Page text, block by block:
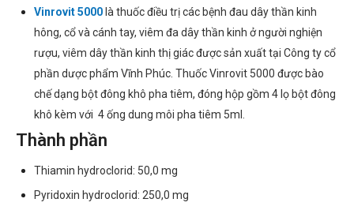
Vinrovit 5000là thuốc điều trị các bệnh đau dây thần kinh
hông, cổ và cánh tay, viêm đa dây thần kinh ở người nghiện
rượu, viêm dây thần kinh thị giác được sản xuất tại Công ty cổ
phần dược phẩm Vĩnh Phúc. Thuốc Vinrovit 5000 được bào
chế dạng bột đông khô pha tiêm, đóng hộp gồm 4 lọ bột đông
khô kèm với 4 ống dung môi pha tiêm 5ml.
Thành phần
Thiamin hydroclorid: 50,0 mg
Pyridoxin hydroclorid: 250,0 mg